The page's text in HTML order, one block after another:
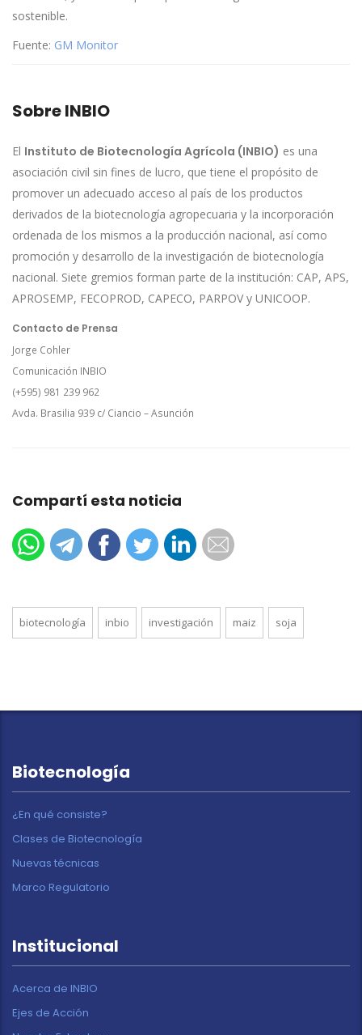
sostenible.
Fuente: GM Monitor
Sobre INBIO
El Instituto de Biotecnología Agrícola (INBIO) es una
asociación civil sin fines de lucro, que tiene el propósito de
promover un adecuado acceso al país de los productos
derivados de la biotecnología agropecuaria y la incorporación
ordenada de los mismos a la producción nacional, así como
promoción y desarrollo de la investigación de biotecnología
nacional. Siete gremios forman parte de la institución: CAP, APS,
APROSEMP, FECOPROD, CAPECO, PARPOV y UNICOOP.
Contacto de Prensa
Jorge Cohler
Comunicación INBIO
(+595) 981 239 962
Avda. Brasilia 939 c/ Ciancio – Asunción
Compartí esta noticia
biotecnología inbio investigación maiz soja
Biotecnología
¿En qué consiste?
Clases de Biotecnología
Nuevas técnicas
Marco Regulatorio
Institucional
Acerca de INBIO
Ejes de Acción